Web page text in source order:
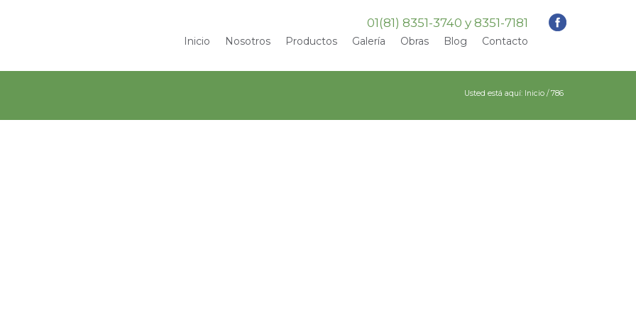
01(81) 8351-3740 y 8351-7181
Inicio Nosotros Productos Galería Obras Blog Contacto
Usted está aquí: Inicio /786